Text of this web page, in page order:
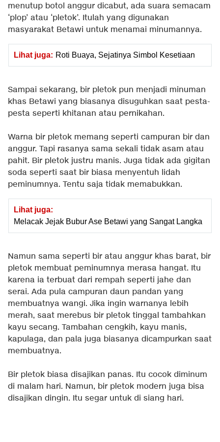
menutup botol anggur dicabut, ada suara semacam
‘plop’ atau ‘pletok’. Itulah yang digunakan
masyarakat Betawi untuk menamai minumannya.
Lihat juga: Roti Buaya, Sejatinya Simbol Kesetiaan
Sampai sekarang, bir pletok pun menjadi minuman
khas Betawi yang biasanya disuguhkan saat pesta-
pesta seperti khitanan atau pernikahan.
Warna bir pletok memang seperti campuran bir dan
anggur. Tapi rasanya sama sekali tidak asam atau
pahit. Bir pletok justru manis. Juga tidak ada gigitan
soda seperti saat bir biasa menyentuh lidah
peminumnya. Tentu saja tidak memabukkan.
Lihat juga:
Melacak Jejak Bubur Ase Betawi yang Sangat Langka
Namun sama seperti bir atau anggur khas barat, bir
pletok membuat peminumnya merasa hangat. Itu
karena ia terbuat dari rempah seperti jahe dan
serai. Ada pula campuran daun pandan yang
membuatnya wangi. Jika ingin warnanya lebih
merah, saat merebus bir pletok tinggal tambahkan
kayu secang. Tambahan cengkih, kayu manis,
kapulaga, dan pala juga biasanya dicampurkan saat
membuatnya.
Bir pletok biasa disajikan panas. Itu cocok diminum
di malam hari. Namun, bir pletok modern juga bisa
disajikan dingin. Itu segar untuk di siang hari.